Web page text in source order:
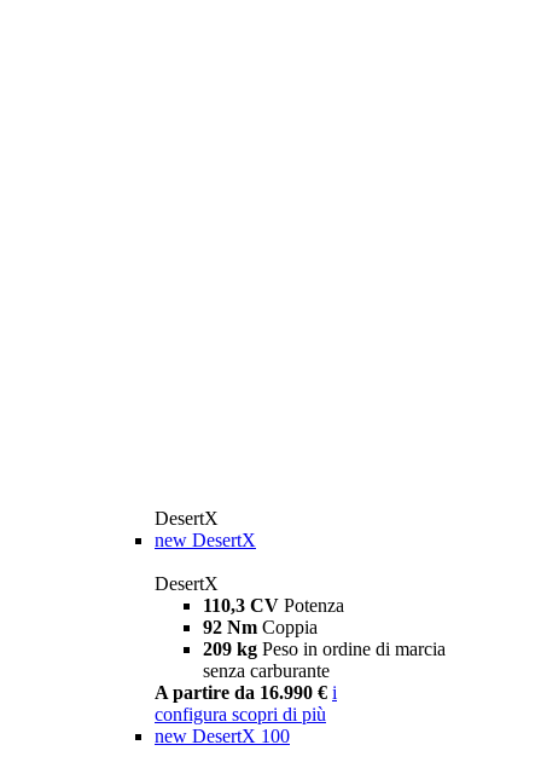
DesertX
new DesertX
DesertX
110,3 CV Potenza
92 Nm Coppia
209 kg Peso in ordine di marcia
senza carburante
A partire da 16.990 € i
configura scopri di più
new DesertX 100